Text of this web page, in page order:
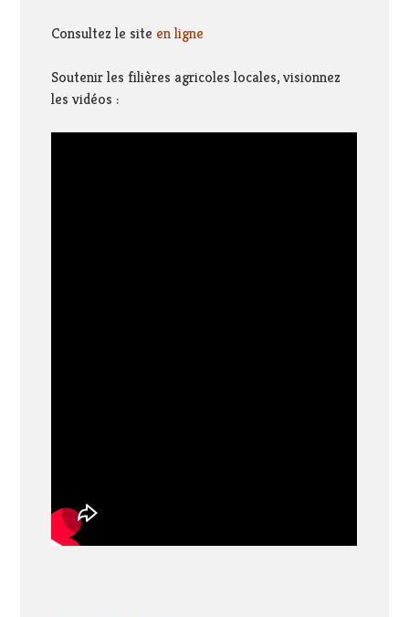
Consultez le site en ligne
Soutenir les filières agricoles locales, visionnez
les vidéos :